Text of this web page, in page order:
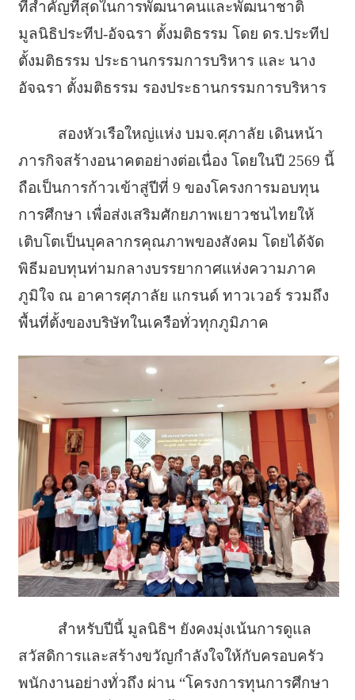
ที่สำคัญที่สุดในการพัฒนาคนและพัฒนาชาติ
มูลนิธิประทีป-อัจฉรา ตั้งมติธรรม โดย ดร.ประทีป
ตั้งมติธรรม ประธานกรรมการบริหาร และ นาง
อัจฉรา ตั้งมติธรรม รองประธานกรรมการบริหาร
สองหัวเรือใหญ่แห่ง บมจ.ศุภาลัย เดินหน้า
ภารกิจสร้างอนาคตอย่างต่อเนื่อง โดยในปี 2569 นี้
ถือเป็นการก้าวเข้าสู่ปีที่ 9 ของโครงการมอบทุน
การศึกษา เพื่อส่งเสริมศักยภาพเยาวชนไทยให้
เติบโตเป็นบุคลากรคุณภาพของสังคม โดยได้จัด
พิธีมอบทุนท่ามกลางบรรยากาศแห่งความภาค
ภูมิใจ ณ อาคารศุภาลัย แกรนด์ ทาวเวอร์ รวมถึง
พื้นที่ตั้งของบริษัทในเครือทั่วทุกภูมิภาค
สำหรับปีนี้ มูลนิธิฯ ยังคงมุ่งเน้นการดูแล
สวัสดิการและสร้างขวัญกำลังใจให้กับครอบครัว
พนักงานอย่างทั่วถึง ผ่าน “โครงการทุนการศึกษา